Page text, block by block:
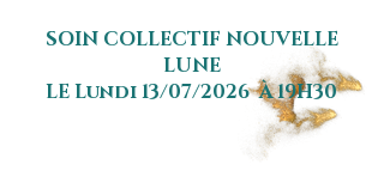
SOIN COLLECTIF NOUVELLE
LUNE
LE Lundi 13/07/2026 À 19H30